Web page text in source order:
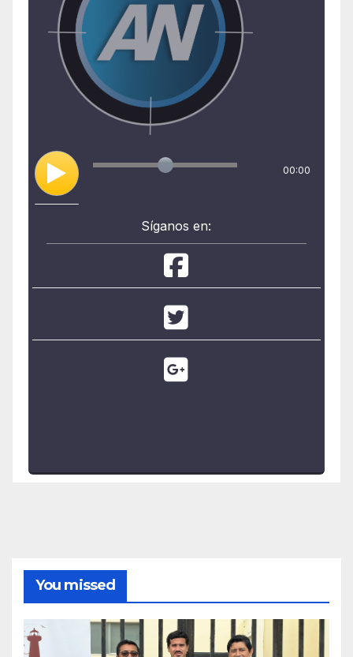
00:00
Síganos en:
You missed